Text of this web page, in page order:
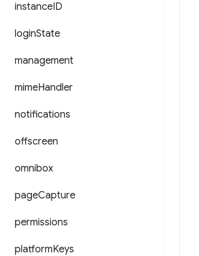
instanceID
loginState
management
mimeHandler
notifications
offscreen
omnibox
pageCapture
permissions
platformKeys